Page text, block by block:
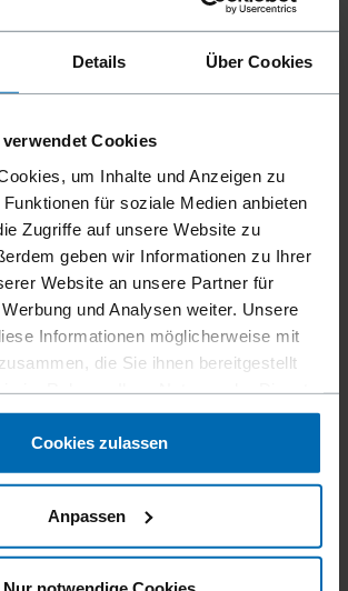
Details Über Cookies
Cookies
um Inhalte und Anzeigen zu
für soziale Medien anbieten
Zugriffe auf unsere Website zu
geben wir Informationen zu Ihrer
Website an unsere Partner für
und Analysen weiter. Unsere
Informationen möglicherweise mit
die Sie ihnen bereitgestellt
Cookies zulassen
Anpassen
///Klammern ///Hog Ringe
16
HR16